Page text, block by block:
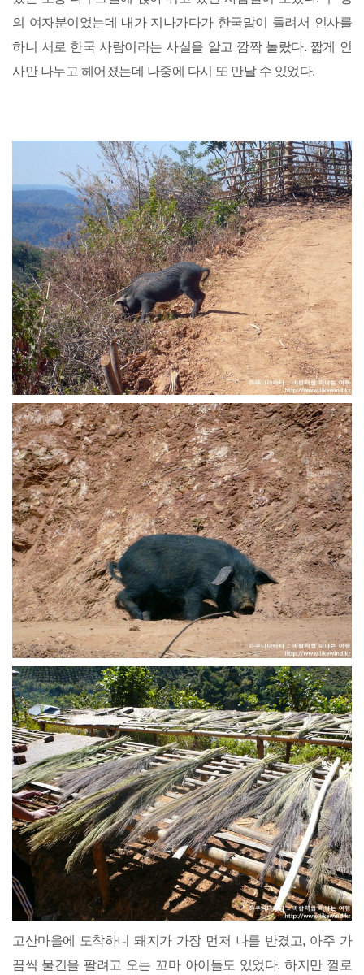
의 여자분이었는데 내가 지나가다가 한국말이 들려서 인사를
하니 서로 한국 사람이라는 사실을 알고 깜짝 놀랐다. 짧게 인
사만 나누고 헤어졌는데 나중에 다시 또 만날 수 있었다.
고산마을에 도착하니 돼지가 가장 먼저 나를 반겼고, 아주 가
끔씩 물건을 팔려고 오는 꼬마 아이들도 있었다. 하지만 껄로